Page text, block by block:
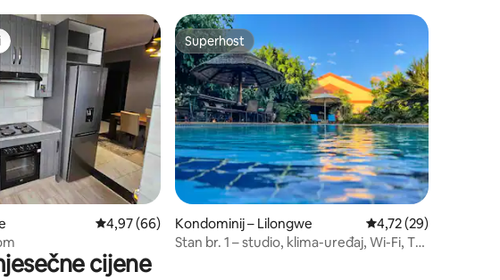
6
Prosječna ocjena: 4,97/5, recenzija: 66
4,97 (66)
Superhost
Superhost
Kondominij – Lilongwe Prosječna ocjena:
4,72 (29)
Stan br. 1 – studio, klima-uređaj, Wi-Fi, TV,
cijene